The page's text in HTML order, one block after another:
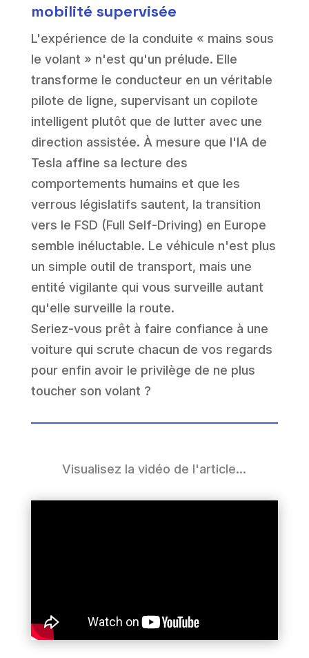
mobilité supervisée
L'expérience de la conduite « mains sous
le volant » n'est qu'un prélude. Elle
transforme le conducteur en un véritable
pilote de ligne, supervisant un copilote
intelligent plutôt que de lutter avec une
direction assistée. À mesure que l'IA de
Tesla affine sa lecture des
comportements humains et que les
verrous législatifs sautent, la transition
vers le FSD (Full Self-Driving) en Europe
semble inéluctable. Le véhicule n'est plus
un simple outil de transport, mais une
entité vigilante qui vous surveille autant
qu'elle surveille la route.
Seriez-vous prêt à faire confiance à une
voiture qui scrute chacun de vos regards
pour enfin avoir le privilège de ne plus
toucher son volant ?
Visualisez la vidéo de l'article...